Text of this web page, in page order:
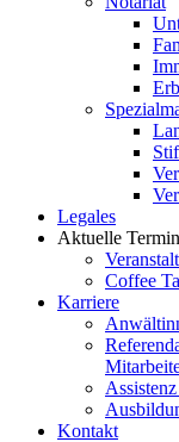
Legales
Aktuelle
Coffee
Karriere
Kontakt